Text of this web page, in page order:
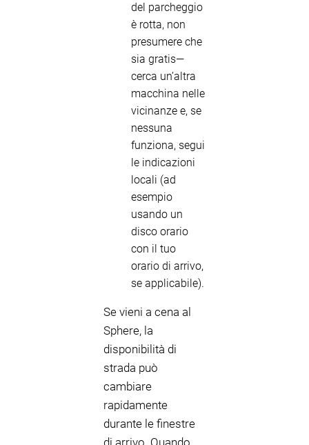
del parcheggio
è rotta, non
presumere che
sia gratis—
cerca un’altra
macchina nelle
vicinanze e, se
nessuna
funziona, segui
le indicazioni
locali (ad
esempio
usando un
disco orario
con il tuo
orario di arrivo,
se applicabile).
Se vieni a cena al
Sphere, la
disponibilità di
strada può
cambiare
rapidamente
durante le finestre